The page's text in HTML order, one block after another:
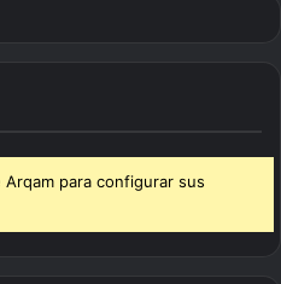
para configurar sus